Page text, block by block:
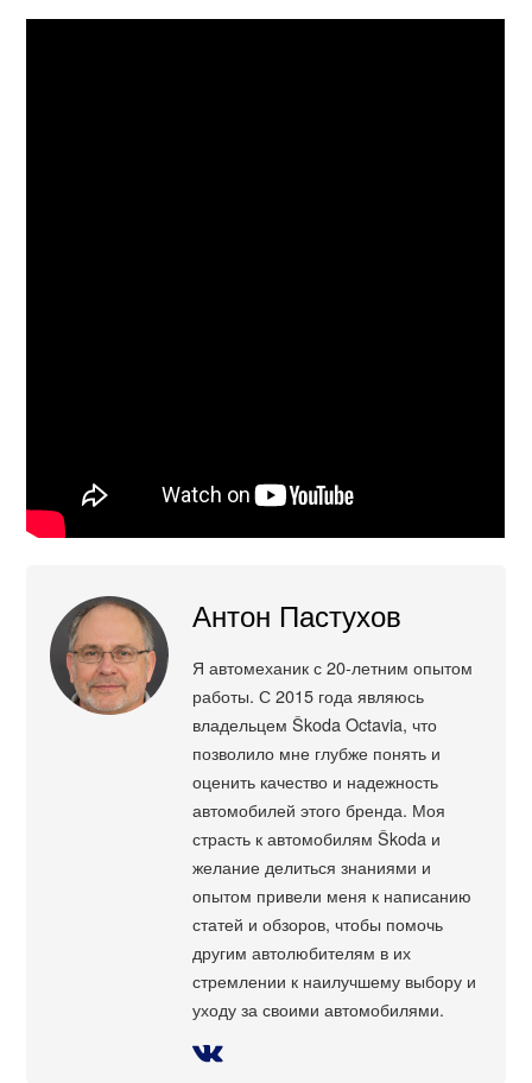
Антон Пастухов
Я автомеханик с 20-летним опытом
работы. С 2015 года являюсь
владельцем Škoda Octavia, что
позволило мне глубже понять и
оценить качество и надежность
автомобилей этого бренда. Моя
страсть к автомобилям Škoda и
желание делиться знаниями и
опытом привели меня к написанию
статей и обзоров, чтобы помочь
другим автолюбителям в их
стремлении к наилучшему выбору и
уходу за своими автомобилями.